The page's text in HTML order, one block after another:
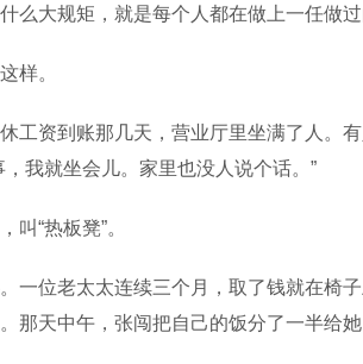
大规矩，就是每个人都在做上一任做过
样。
资到账那几天，营业厅里坐满了人。有
我就坐会儿。家里也没人说个话。”
“热板凳”。
位老太太连续三个月，取了钱就在椅
那天中午，张闯把自己的饭分了一半给她